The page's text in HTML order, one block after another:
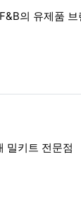
의 유제품 브
밀키트 전문점